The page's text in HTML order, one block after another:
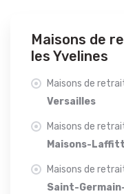
Maisons de
les Yvelines
Maisons de
Versailles
Maisons de
Maisons-
Maisons de
Saint-